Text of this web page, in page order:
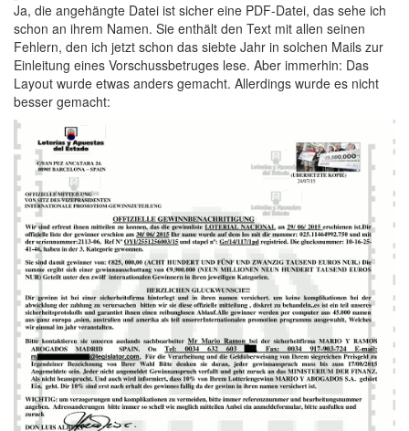
Ja, die angehängte Datei ist sicher eine PDF-Datei, das sehe ich
schon an ihrem Namen. Sie enthält den Text mit allen seinen
Fehlern, den ich jetzt schon das siebte Jahr in solchen Mails zur
Einleitung eines Vorschussbetruges lese. Aber immerhin: Das
Layout wurde etwas anders gemacht. Allerdings wurde es nicht
besser gemacht: